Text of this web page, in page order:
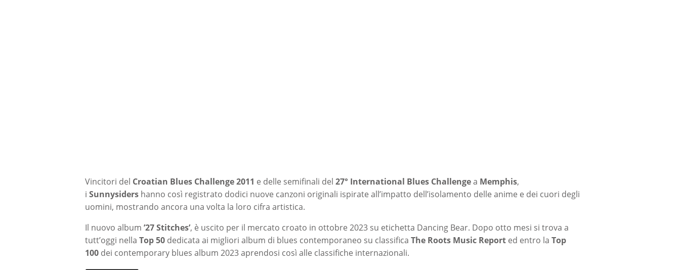
Vincitori del Croatian Blues Challenge 2011 e delle semifinali del 27° International Blues Challengea Memphis,
i Sunnysiders hanno così registrato dodici nuove canzoni originali ispirate all’impatto dell’isolamento delle anime e dei cuori degli
uomini, mostrando ancora una volta la loro cifra artistica.
Il nuovo album ’27 Stitches’, è uscito per il mercato croato in ottobre 2023 su etichetta Dancing Bear. Dopo otto mesi si trova a
tutt’oggi nella Top 50 dedicata ai migliori album di blues contemporaneo su classifica The Roots Music Report ed entro la Top
100 dei contemporary blues album 2023 aprendosi così alle classifiche internazionali.